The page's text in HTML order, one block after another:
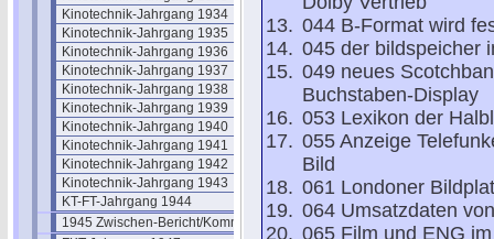
Kinotechnik-Jahrgang 1934
Kinotechnik-Jahrgang 1935
Kinotechnik-Jahrgang 1936
Kinotechnik-Jahrgang 1937
Kinotechnik-Jahrgang 1938
Kinotechnik-Jahrgang 1939
Kinotechnik-Jahrgang 1940
Kinotechnik-Jahrgang 1941
Kinotechnik-Jahrgang 1942
Kinotechnik-Jahrgang 1943
KT-FT-Jahrgang 1944
1945 Zwischen-Bericht/Kommentar
044 B-Format wird
045 der bildspeicher
049 neues
Buchstaben-Display
053 Lexikon der
055 Anzeige
Bild
061 Londoner
064 Umsatzdaten
065 Film und ENG